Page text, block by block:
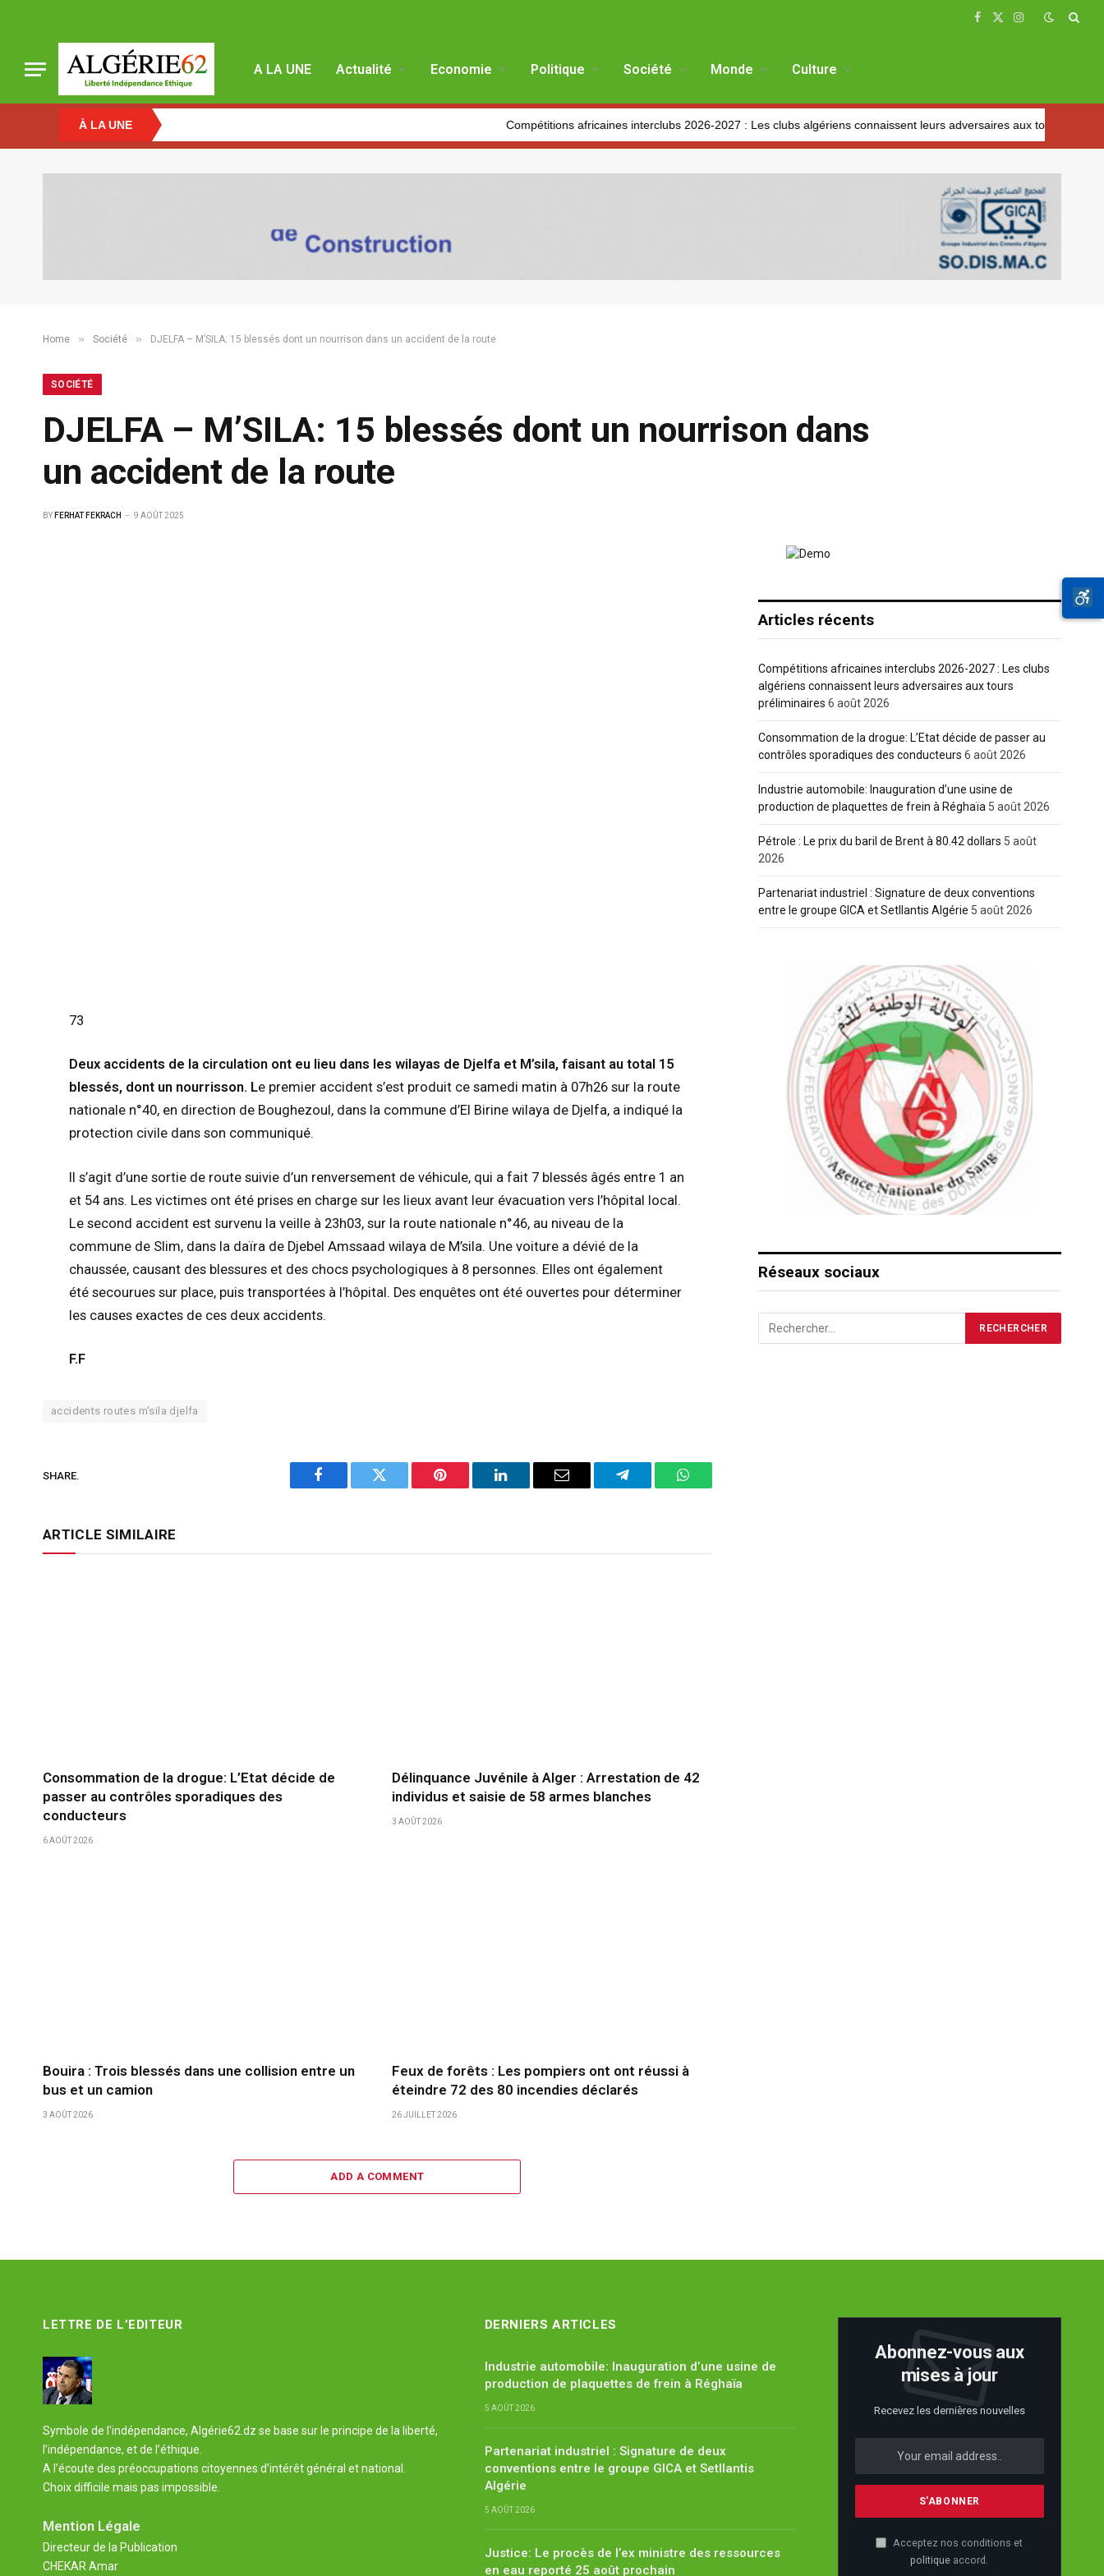
Facebook
X
Instagram
A LA UNE Actualité Economie Politique Société Monde Culture
À LA UNE Compétitions africaines interclubs 2026-2027 : Les clubs algériens connaissent leurs adversaires aux tours préliminaires
Home » Société » DJELFA – M’SILA: 15 blessés dont un nourrison dans un accident de la route
SOCIÉTÉ
DJELFA – M’SILA: 15 blessés dont un nourrison dans
un accident de la route
BY FERHAT FEKRACH 9 AOÛT 2025
73
Deux accidents de la circulation ont eu lieu dans les wilayas de Djelfa et M’sila, faisant au total 15
blessés, dont un nourrisson. Le premier accident s’est produit ce samedi matin à 07h26 sur la route
nationale n°40, en direction de Boughezoul, dans la commune d’El Birine wilaya de Djelfa, a indiqué la
protection civile dans son communiqué.
Il s’agit d’une sortie de route suivie d’un renversement de véhicule, qui a fait 7 blessés âgés entre 1 an
et 54 ans. Les victimes ont été prises en charge sur les lieux avant leur évacuation vers l’hôpital local.
Le second accident est survenu la veille à 23h03, sur la route nationale n°46, au niveau de la
commune de Slim, dans la daïra de Djebel Amssaad wilaya de M’sila. Une voiture a dévié de la
chaussée, causant des blessures et des chocs psychologiques à 8 personnes. Elles ont également
été secourues sur place, puis transportées à l’hôpital. Des enquêtes ont été ouvertes pour déterminer
les causes exactes de ces deux accidents.
F.F
accidents routes m'sila djelfa
SHARE.
Facebook Twitter Pinterest LinkedIn Email Telegram WhatsApp
ARTICLE SIMILAIRE
Consommation de la drogue: L’Etat décide de
passer au contrôles sporadiques des
conducteurs
6 AOÛT 2026
Délinquance Juvénile à Alger : Arrestation de 42
individus et saisie de 58 armes blanches
3 AOÛT 2026
Bouira : Trois blessés dans une collision entre un
bus et un camion
3 AOÛT 2026
Feux de forêts : Les pompiers ont ont réussi à
éteindre 72 des 80 incendies déclarés
26 JUILLET 2026
ADD A COMMENT
Articles récents
Compétitions africaines interclubs 2026-2027 : Les clubs
algériens connaissent leurs adversaires aux tours
préliminaires 6 août 2026
Consommation de la drogue: L’Etat décide de passer au
contrôles sporadiques des conducteurs 6 août 2026
Industrie automobile: Inauguration d’une usine de
production de plaquettes de frein à Réghaïa 5 août 2026
Pétrole : Le prix du baril de Brent à 80.42 dollars 5 août
2026
Partenariat industriel : Signature de deux conventions
entre le groupe GICA et Setllantis Algérie 5 août 2026
Réseaux sociaux
LETTRE DE L’EDITEUR
Symbole de l'indépendance, Algérie62.dz se base sur le principe de la liberté,
l’indépendance, et de l’éthique.
A l’écoute des préoccupations citoyennes d’intérêt général et national.
Choix difficile mais pas impossible.
Mention Légale
Directeur de la Publication
CHEKAR Amar
DERNIERS ARTICLES
Industrie automobile: Inauguration d’une usine de
production de plaquettes de frein à Réghaïa
5 AOÛT 2026
Partenariat industriel : Signature de deux
conventions entre le groupe GICA et Setllantis
Algérie
5 AOÛT 2026
Justice: Le procès de l’ex ministre des ressources
en eau reporté 25 août prochain
Abonnez-vous aux
mises à jour
Recevez les dernières nouvelles
Acceptez nos conditions et
politique accord.